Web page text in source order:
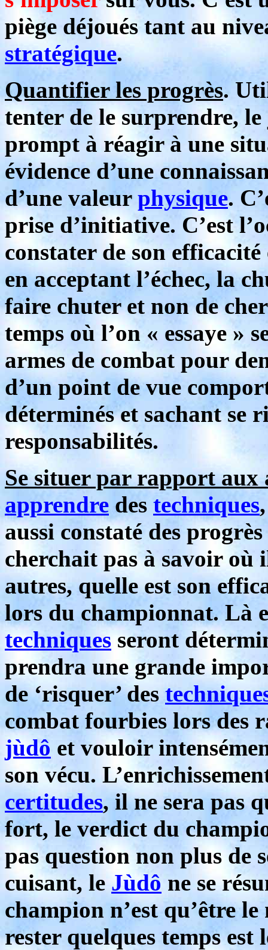
piège déjoués tant au
stratégique.
Quantifier les progrès.
tenter de le surprendre,
prompt à réagir à une
évidence d’une
d’une valeur physique.
prise d’initiative. C’est
constater de son
en acceptant l’échec, la
faire chuter et non de
temps où l’on « essaye »
armes de combat pour
d’un point de vue
déterminés et sachant se
responsabilités.
Se situer par rapport aux
apprendre des techniques
aussi constaté des
cherchait pas à savoir
autres, quelle est son
lors du championnat. Là
techniquesseront
prendra une grande
de ‘risquer’ des
combat fourbies lors
jùdô et vouloir
son vécu.
certitudes, il ne sera pas
fort, le verdict du
pas question non plus de
cuisant, leJùdô ne se
champion n’est qu’être
rester quelques temps